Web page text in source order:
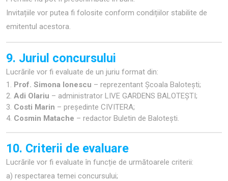
Invitațiile vor putea fi folosite conform condițiilor stabilite de
emitentul acestora.
9. Juriul concursului
Lucrările vor fi evaluate de un juriu format din:
Prof. Simona Ionescu – reprezentant Școala Balotești;
Adi Olariu – administrator LIVE GARDENS BALOTEȘTI;
Costi Marin – președinte CIVITERA;
Cosmin Matache – redactor Buletin de Balotești.
10. Criterii de evaluare
Lucrările vor fi evaluate în funcție de următoarele criterii:
a) respectarea temei concursului;